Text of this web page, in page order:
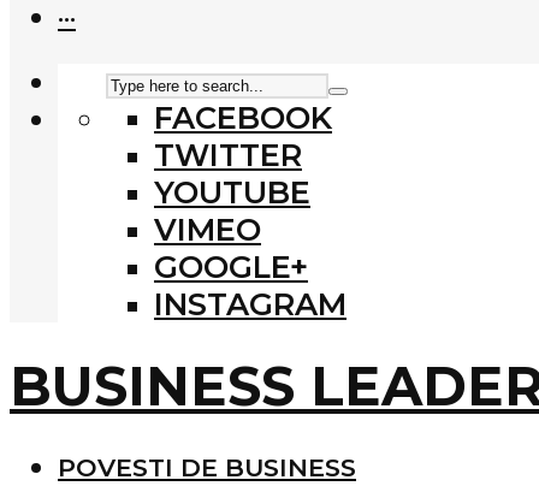
···
FACEBOOK
TWITTER
YOUTUBE
VIMEO
GOOGLE+
INSTAGRAM
BUSINESS
POVESTI DE BUSINESS